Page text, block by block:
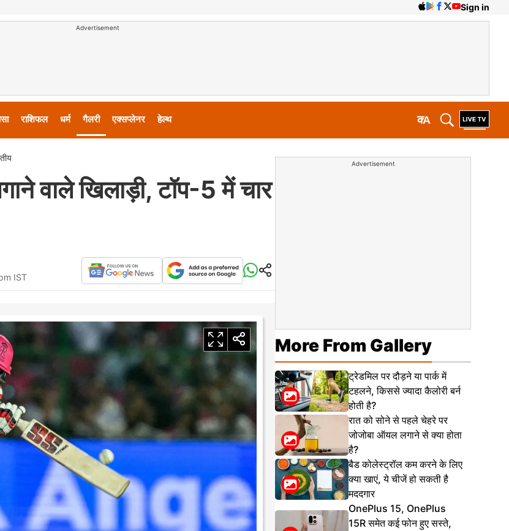
Sign in
Advertisement
राशिफल धर्म गैलरी एक्सप्लेनर हेल्थ A
क
वाले खिलाड़ी, टॉप-5 में चार
IST
Advertisement
More From Gallery
ट्रेडमिल पर दौड़ने या पार्क में
टहलने, किससे ज्यादा कैलोरी बर्न
होती है?
रात को सोने से पहले चेहरे पर
जोजोबा ऑयल लगाने से क्या होता
है?
बैड कोलेस्ट्रॉल कम करने के लिए
क्या खाएं, ये चीजें हो सकती है
मददगार
OnePlus 15, OnePlus
15R समेत कई फोन हुए सस्ते,